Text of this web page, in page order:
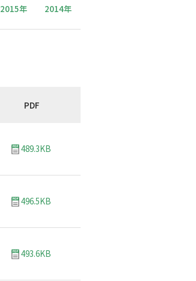
2015年 2014年
PDF
489.3KB
496.5KB
493.6KB